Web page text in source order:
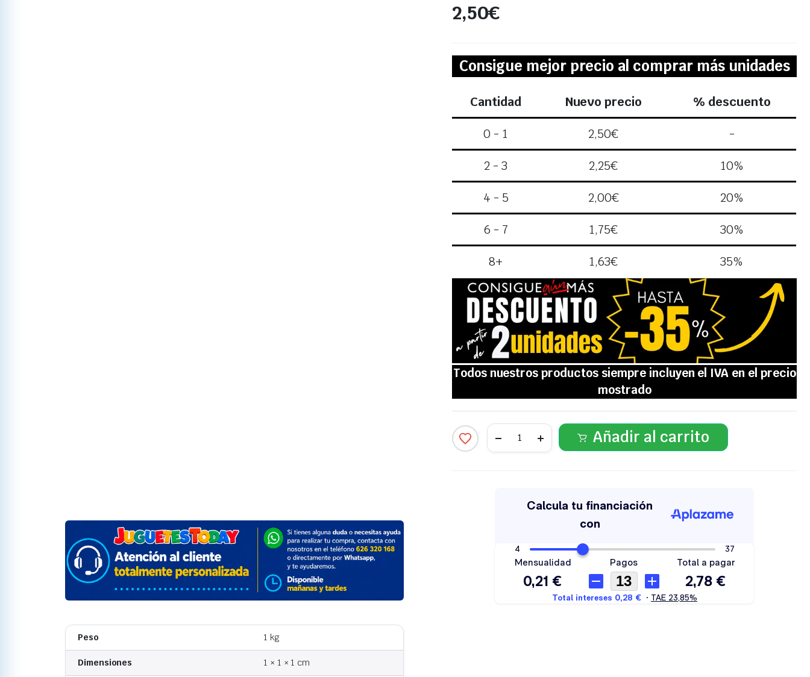
Peso 1 kg
Dimensiones 1 × 1 × 1 cm
2,50€
Consigue mejor precio al comprar más unidades
Cantidad Nuevo precio % descuento
0 - 1 2,50€ -
2 - 3 2,25€ 10%
4 - 5 2,00€ 20%
6 - 7 1,75€ 30%
8+ 1,63€ 35%
Añadir al carrito